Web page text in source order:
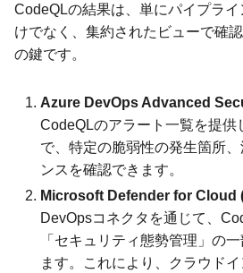
CodeQLの結果は、単にパイプラ
けでなく、集約されたビューで確
の鍵です。
Azure DevOps Advanced
CodeQLのアラート一覧を提供
で、特定の脆弱性の発生箇所
ンスを確認できます。
Microsoft Defender for Cloud
DevOpsコネクタを通じて、
「セキュリティ態勢管理」の
ます。これにより、クラウド